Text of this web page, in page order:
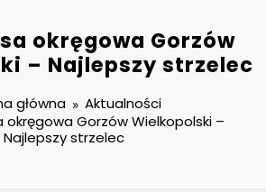
okręgowa Gorzów
– Najlepszy strzelec
główna
Aktualności
okręgowa Gorzów Wielkopolski –
Najlepszy strzelec